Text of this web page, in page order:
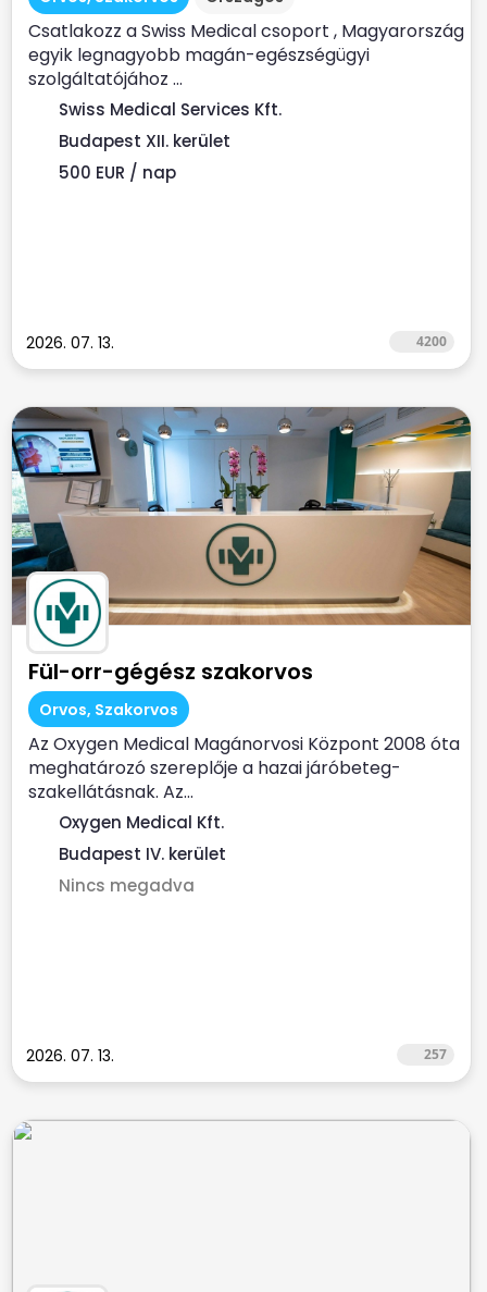
Csatlakozz a Swiss Medical csoport , Magyarország
egyik legnagyobb magán-egészségügyi
szolgáltatójához ...
Swiss Medical Services Kft.
Budapest XII. kerület
500 EUR / nap
2026. 07. 13. 4200
Fül-orr-gégész szakorvos
Orvos, Szakorvos
Az Oxygen Medical Magánorvosi Központ 2008 óta
meghatározó szereplője a hazai járóbeteg-
szakellátásnak. Az...
Oxygen Medical Kft.
Budapest IV. kerület
Nincs megadva
2026. 07. 13. 257